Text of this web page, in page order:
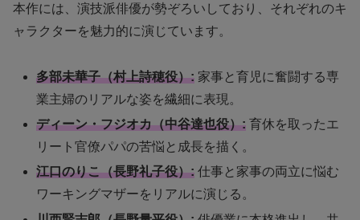
本作には、演技派俳優が勢ぞろいしており、それぞれのキ
ャラクターを魅力的に演じています。
多部未華子（村上詩穂役）: 家事と育児に奮闘する専
業主婦のリアルな姿を繊細に表現。
ディーン・フジオカ（中谷達也役）: 育休を取ったエ
リート官僚パパの苦悩と成長を描く。
江口のりこ（長野礼子役）: 仕事と家事の両立に悩む
ワーキングマザーをリアルに演じる。